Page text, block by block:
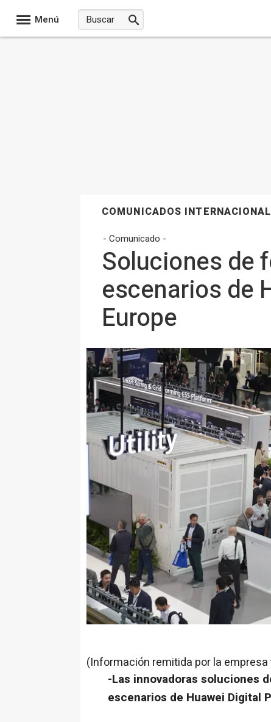
Menú
COMUNICADOS INTERNACIONAL
- Comunicado -
Soluciones de
escenarios de
Europe
(Información remitida por la
-Las innovadoras soluciones
escenarios de Huawei Digital